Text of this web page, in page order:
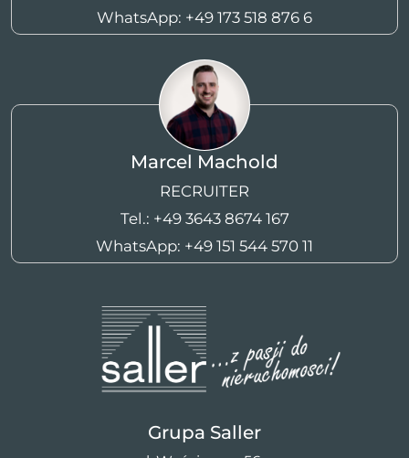
WhatsApp: +49 173 518 876 6
Marcel Machold
RECRUITER
Tel.: +49 3643 8674 167
WhatsApp: +49 151 544 570 11
Grupa Saller